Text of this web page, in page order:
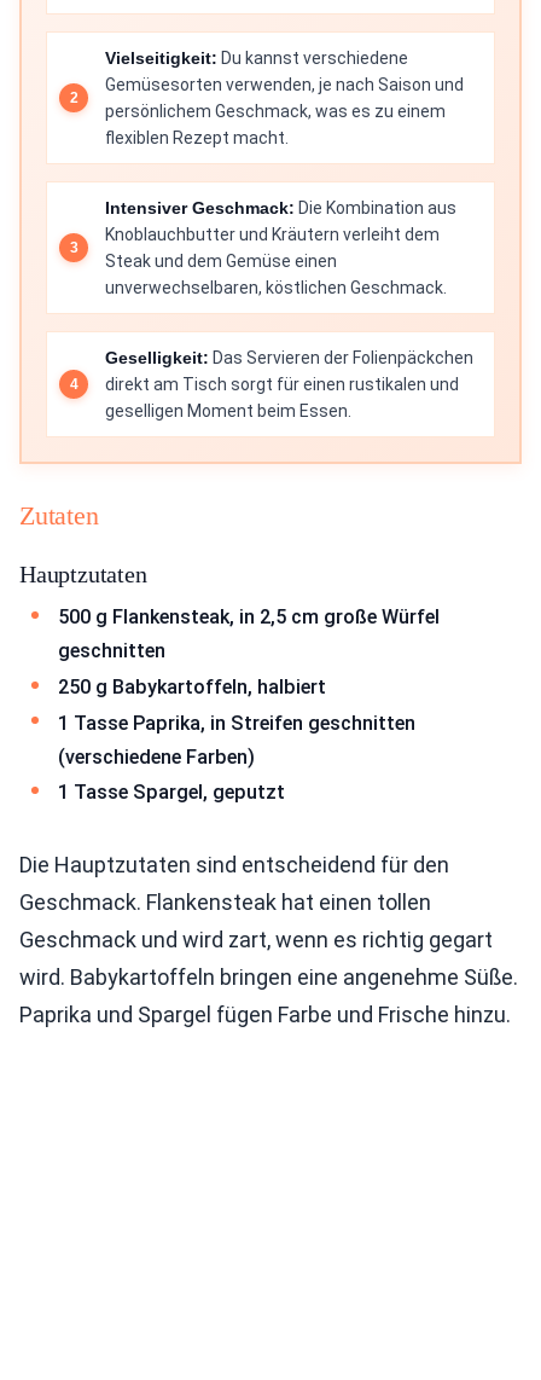
Vielseitigkeit: Du kannst verschiedene
Gemüsesorten verwenden, je nach Saison und
persönlichem Geschmack, was es zu einem
flexiblen Rezept macht.
Intensiver Geschmack: Die Kombination aus
Knoblauchbutter und Kräutern verleiht dem
Steak und dem Gemüse einen
unverwechselbaren, köstlichen Geschmack.
Geselligkeit: Das Servieren der Folienpäckchen
direkt am Tisch sorgt für einen rustikalen und
geselligen Moment beim Essen.
Zutaten
Hauptzutaten
500 g Flankensteak, in 2,5 cm große Würfel
geschnitten
250 g Babykartoffeln, halbiert
1 Tasse Paprika, in Streifen geschnitten
(verschiedene Farben)
1 Tasse Spargel, geputzt
Die Hauptzutaten sind entscheidend für den
Geschmack. Flankensteak hat einen tollen
Geschmack und wird zart, wenn es richtig gegart
wird. Babykartoffeln bringen eine angenehme Süße.
Paprika und Spargel fügen Farbe und Frische hinzu.